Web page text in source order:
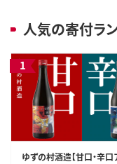
人気の寄付ラ
ゆずの村酒造【甘口・辛口